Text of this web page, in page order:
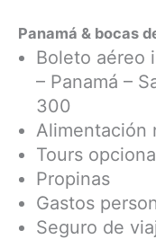
Panamá & bocas
Boleto aéreo
– Panamá –
300
Alimentación
Tours
Propinas
Gastos
Seguro de